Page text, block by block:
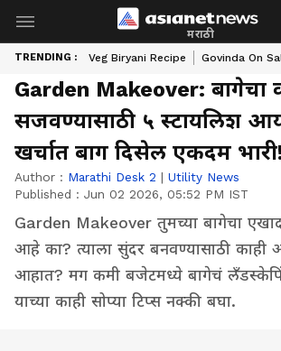
मराठी
TRENDING : Veg Biryani Recipe Govinda On
Garden Makeover: बागेचा
सजवण्यासाठी ५ स्टायलिश
खर्चात बाग दिसेल एकदम भारी!
Author : Marathi Desk 2 | Utility News
Published : Jun 02 2026, 05:52 PM IST
Garden Makeover तुमच्या बागेचा
आहे का? त्याला सुंदर बनवण्यासाठी काही
आहात? मग कमी बजेटमध्ये बागेचं
याच्या काही सोप्या टिप्स नक्की बघा.